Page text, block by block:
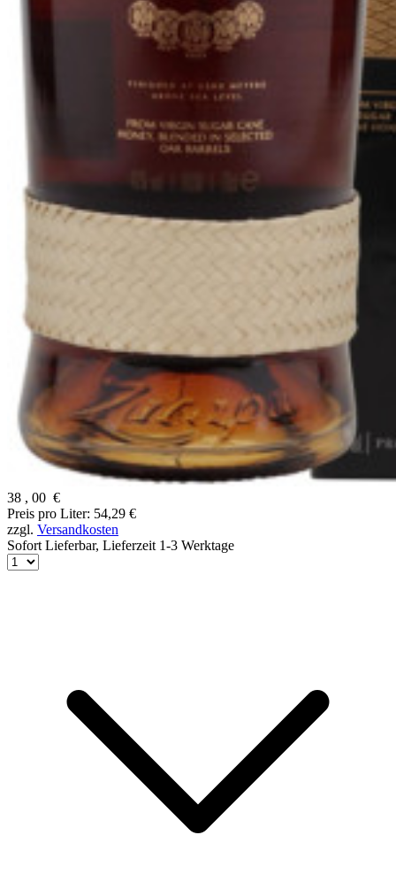
38 , 00 €
Preis pro Liter: 54,29 €
zzgl. Versandkosten
Sofort Lieferbar, Lieferzeit 1-3 Werktage